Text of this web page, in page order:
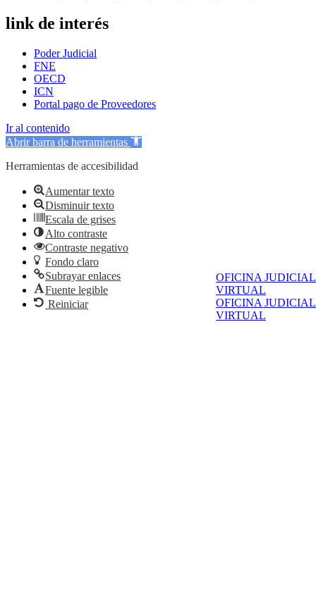
OFICINA JUDICIAL
VIRTUAL
OFICINA JUDICIAL
VIRTUAL
link de interés
Poder Judicial
FNE
OECD
ICN
Portal pago de Proveedores
Ir al contenido
Abrir barra de herramientas
Herramientas de accesibilidad
Aumentar texto
Disminuir texto
Escala de grises
Alto contraste
Contraste negativo
Fondo claro
Subrayar enlaces
Fuente legible
Reiniciar